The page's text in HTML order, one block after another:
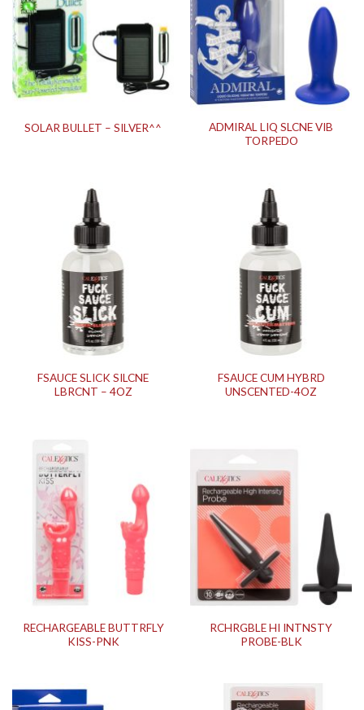
SOLAR BULLET – SILVER^^
ADMIRAL LIQ SLCNE VIB
TORPEDO
FSAUCE SLICK SILCNE
LBRCNT – 4OZ
FSAUCE CUM HYBRD
UNSCENTED-4OZ
RECHARGEABLE BUTTRFLY
KISS-PNK
RCHRGBLE HI INTNSTY
PROBE-BLK